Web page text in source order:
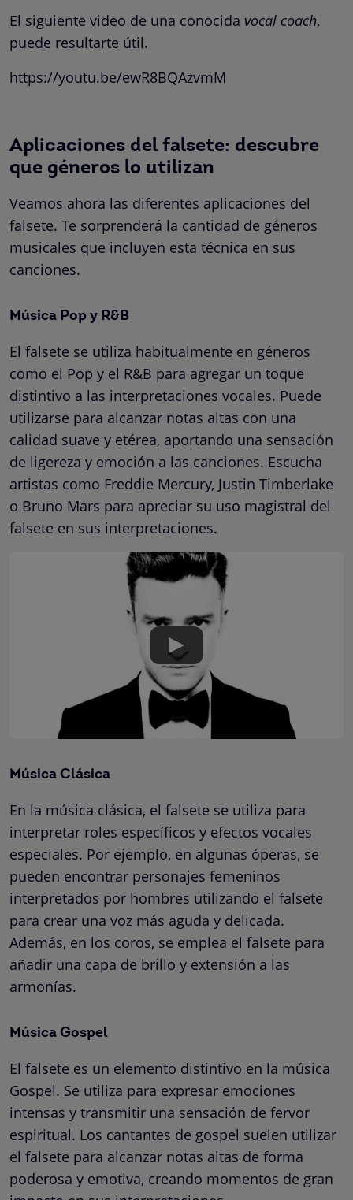
El siguiente video de una conocida vocal coach,
puede resultarte útil.
https://youtu.be/ewR8BQAzvmM
Aplicaciones del falsete: descubre
que géneros lo utilizan
Veamos ahora las diferentes aplicaciones del
falsete. Te sorprenderá la cantidad de géneros
musicales que incluyen esta técnica en sus
canciones.
Música Pop y R&B
El falsete se utiliza habitualmente en géneros
como el Pop y el R&B para agregar un toque
distintivo a las interpretaciones vocales. Puede
utilizarse para alcanzar notas altas con una
calidad suave y etérea, aportando una sensación
de ligereza y emoción a las canciones. Escucha
artistas como Freddie Mercury, Justin Timberlake
o Bruno Mars para apreciar su uso magistral del
falsete en sus interpretaciones.
Música Clásica
En la música clásica, el falsete se utiliza para
interpretar roles específicos y efectos vocales
especiales. Por ejemplo, en algunas óperas, se
pueden encontrar personajes femeninos
interpretados por hombres utilizando el falsete
para crear una voz más aguda y delicada.
Además, en los coros, se emplea el falsete para
añadir una capa de brillo y extensión a las
armonías.
Música Gospel
El falsete es un elemento distintivo en la música
Gospel. Se utiliza para expresar emociones
intensas y transmitir una sensación de fervor
espiritual. Los cantantes de gospel suelen utilizar
el falsete para alcanzar notas altas de forma
poderosa y emotiva, creando momentos de gran